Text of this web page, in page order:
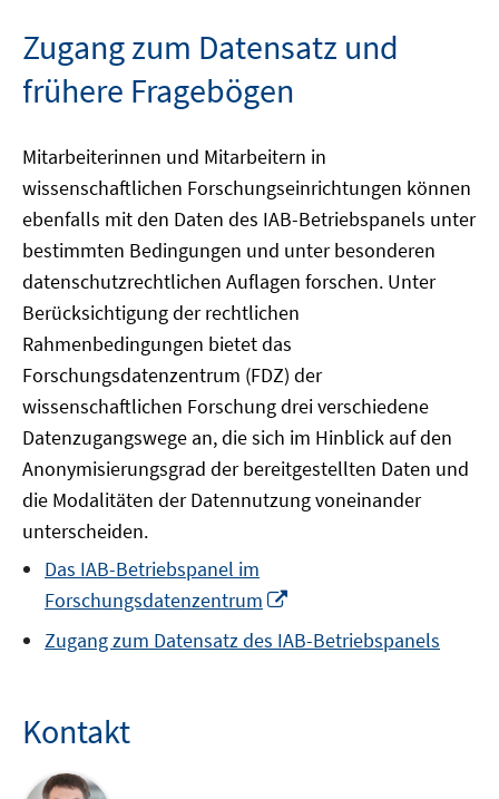
Zugang zum Datensatz und
frühere Fragebögen
Mitarbeiterinnen und Mitarbeitern in
wissenschaftlichen Forschungseinrichtungen können
ebenfalls mit den Daten des IAB-Betriebspanels unter
bestimmten Bedingungen und unter besonderen
datenschutzrechtlichen Auflagen forschen. Unter
Berücksichtigung der rechtlichen
Rahmenbedingungen bietet das
Forschungsdatenzentrum (FDZ) der
wissenschaftlichen Forschung drei verschiedene
Datenzugangswege an, die sich im Hinblick auf den
Anonymisierungsgrad der bereitgestellten Daten und
die Modalitäten der Datennutzung voneinander
unterscheiden.
Das IAB-Betriebspanel im
Forschungsdatenzentrum
Fenster
Zugang zum Datensatz des IAB-Betriebspanels
Kontakt